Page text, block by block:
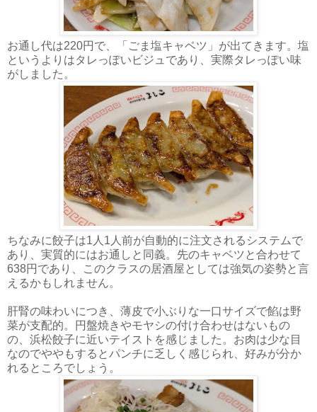
お通し代は220円で、「ごま塩キャベツ」が出てきます。塩
というよりはタレっぽいビジュであり、実際タレっぽい味
がしました。
ちなみに餃子は1人1人前が自動的に注文されるシステムで
あり、実質的にはお通しと同義。先のキャベツと合わせて
638円であり、このクラスの居酒屋としては強気の姿勢と言
えるかもしれません。
肝腎の味わいにつき、薄皮で小ぶりな一口サイズで餡は野
菜が支配的。円盤焼きやモヤシの付け合わせはないもの
の、浜松餃子に近いテイストを感じました。お肉は少な目
なのでややもするとパンチに乏しく感じられ、好みが分か
れるところでしょう。